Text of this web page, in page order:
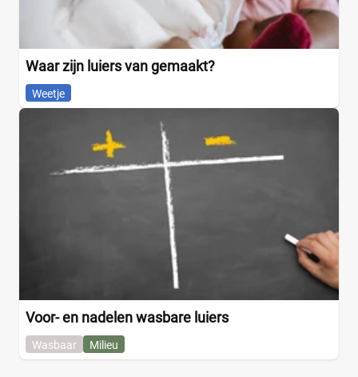
Waar zijn luiers van gemaakt?
Weetje
Voor- en nadelen wasbare luiers
Wasbaar Milieu